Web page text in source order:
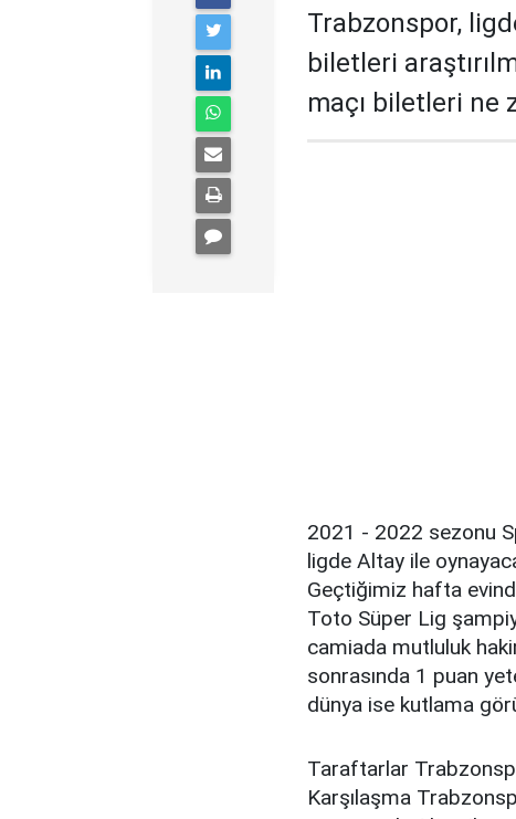
Trabzonspor,
biletleri
maçı biletleri ne
2021 - 2022 sezonu
ligde Altay ile
Geçtiğimiz hafta
Toto Süper Lig
camiada mutluluk
sonrasında 1 puan
dünya ise kutlama
Taraftarlar
Karşılaşma